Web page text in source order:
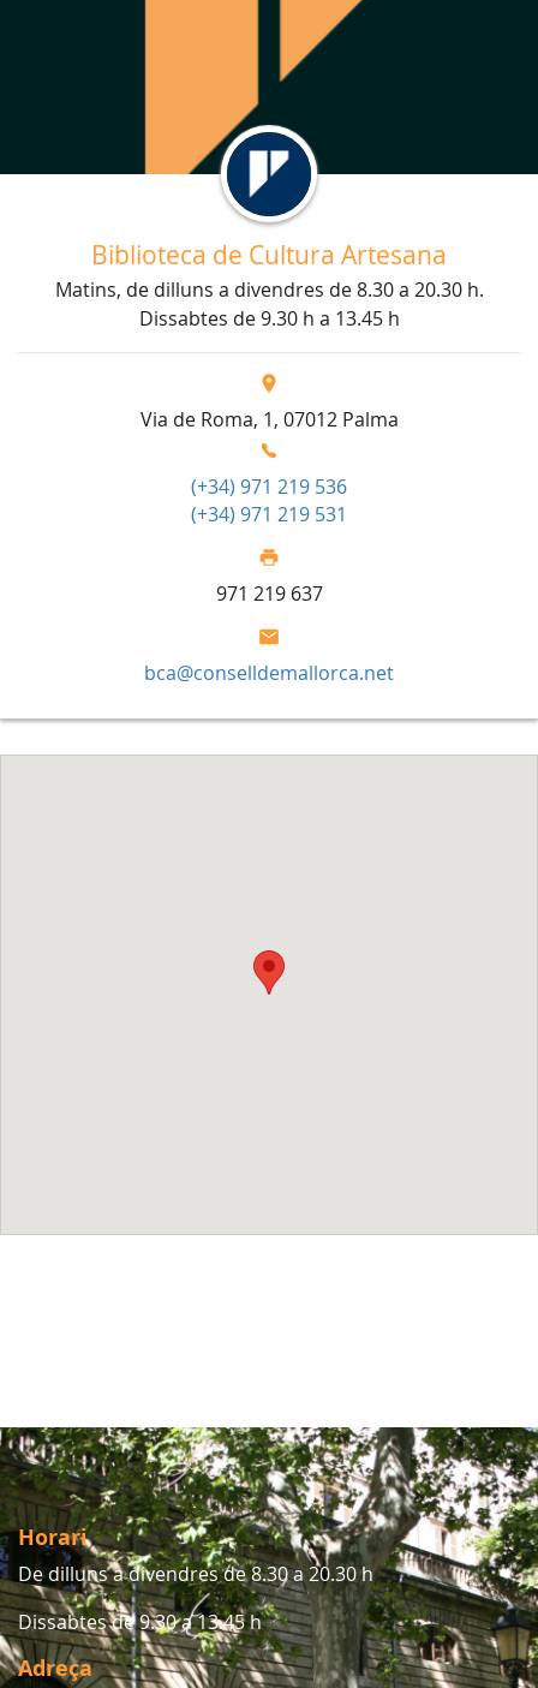
Biblioteca de Cultura Artesana
Matins, de dilluns a divendres de 8.30 a 20.30 h.
Dissabtes de 9.30 h a 13.45 h
Via de Roma, 1, 07012 Palma
(+34) 971 219 536
(+34) 971 219 531
971 219 637
bca@conselldemallorca.net
Horari
De dilluns a divendres de 8.30 a 20.30 h
Dissabtes de 9.30 a 13.45 h
Adreça